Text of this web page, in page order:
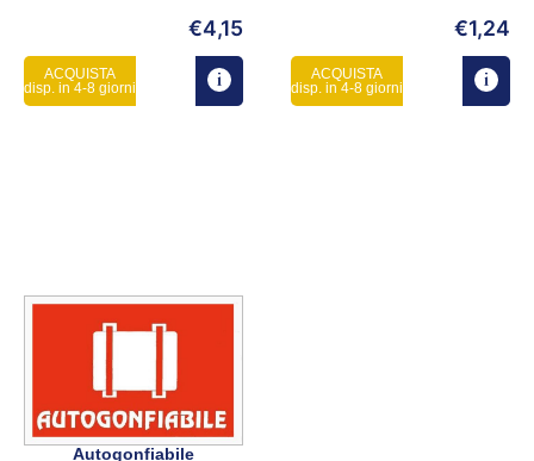
€4,15
ACQUISTA
disp. in 4-8 giorni
€1,24
ACQUISTA
disp. in 4-8 giorni
Autogonfiabile